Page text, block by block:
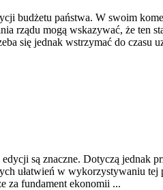
budżetu państwa. W swoim
rządu mogą wskazywać, że ten
się jednak wstrzymać do czasu
są znaczne. Dotyczą jednak
ułatwień w wykorzystywaniu tej
za fundament ekonomii ...